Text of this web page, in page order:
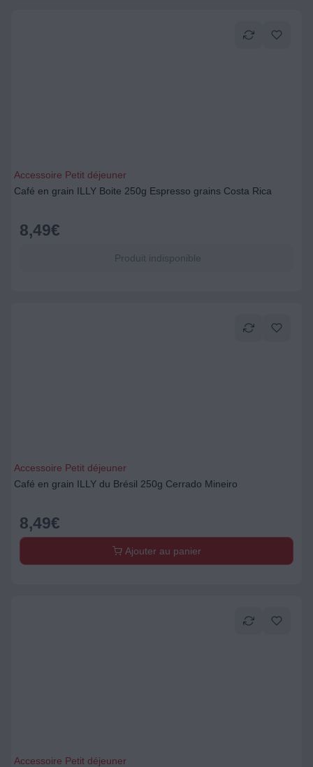
Accessoire Petit déjeuner
Café en grain ILLY Boite 250g Espresso grains Costa Rica
8,49€
Produit indisponible
Accessoire Petit déjeuner
Café en grain ILLY du Brésil 250g Cerrado Mineiro
8,49€
Ajouter au panier
Accessoire Petit déjeuner